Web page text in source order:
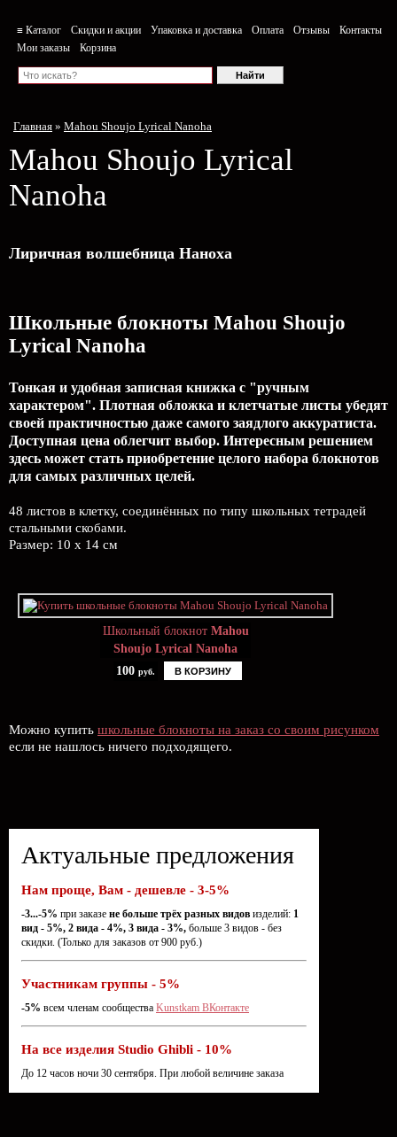
≡ Каталог Скидки и акции Упаковка и доставка Оплата Отзывы
Контакты
Мои заказы
Корзина
Главная » Mahou Shoujo Lyrical Nanoha
Mahou Shoujo Lyrical
Nanoha
Лиричная волшебница Наноха
Школьные блокноты Mahou Shoujo
Lyrical Nanoha
Тонкая и удобная записная книжка с "ручным
характером". Плотная обложка и клетчатые листы убедят
своей практичностью даже самого заядлого аккуратиста.
Доступная цена облегчит выбор. Интересным решением
здесь может стать приобретение целого набора блокнотов
для самых различных целей.
48 листов в клетку, соединённых по типу школьных тетрадей
стальными скобами.
Размер: 10 x 14 см
Школьный блокнот Mahou
Shoujo Lyrical Nanoha
100 руб. В КОРЗИНУ
Можно купить школьные блокноты на заказ со своим рисунком
если не нашлось ничего подходящего.
Актуальные предложения
Нам проще, Вам - дешевле - 3-5%
-3...-5% при заказе не больше трёх разных видов изделий: 1
вид - 5%, 2 вида - 4%, 3 вида - 3%, больше 3 видов - без
скидки. (Только для заказов от 900 руб.)
Участникам группы - 5%
-5% всем членам сообщества Kunstkam ВКонтакте
На все изделия Studio Ghibli - 10%
До 12 часов ночи 30 сентября. При любой величине заказа